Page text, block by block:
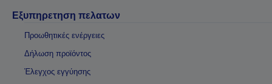
Εξυπηρετηση πελατων
Προωθητικές ενέργειες
Δήλωση προϊόντος
Έλεγχος εγγύησης